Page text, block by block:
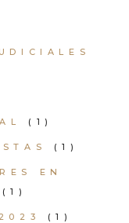
(1)
(1)
EN
(1)
(1)